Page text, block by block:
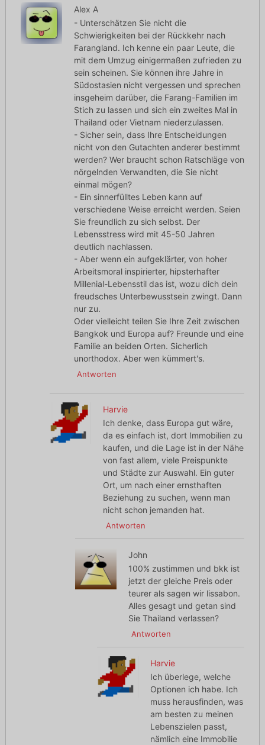
Alex A
- Unterschätzen Sie nicht die
Schwierigkeiten bei der Rückkehr nach
Farangland. Ich kenne ein paar Leute, die
mit dem Umzug einigermaßen zufrieden zu
sein scheinen. Sie können ihre Jahre in
Südostasien nicht vergessen und sprechen
insgeheim darüber, die Farang-Familien im
Stich zu lassen und sich ein zweites Mal in
Thailand oder Vietnam niederzulassen.
- Sicher sein, dass Ihre Entscheidungen
nicht von den Gutachten anderer bestimmt
werden? Wer braucht schon Ratschläge von
nörgelnden Verwandten, die Sie nicht
einmal mögen?
- Ein sinnerfülltes Leben kann auf
verschiedene Weise erreicht werden. Seien
Sie freundlich zu sich selbst. Der
Lebensstress wird mit 45-50 Jahren
deutlich nachlassen.
- Aber wenn ein aufgeklärter, von hoher
Arbeitsmoral inspirierter, hipsterhafter
Millenial-Lebensstil das ist, wozu dich dein
freudsches Unterbewusstsein zwingt. Dann
nur zu.
Oder vielleicht teilen Sie Ihre Zeit zwischen
Bangkok und Europa auf? Freunde und eine
Familie an beiden Orten. Sicherlich
unorthodox. Aber wen kümmert's.
Antworten
Harvie
Ich denke, dass Europa gut wäre,
da es einfach ist, dort Immobilien zu
kaufen, und die Lage ist in der Nähe
von fast allem, viele Preispunkte
und Städte zur Auswahl. Ein guter
Ort, um nach einer ernsthaften
Beziehung zu suchen, wenn man
nicht schon jemanden hat.
Antworten
John
100% zustimmen und bkk ist
jetzt der gleiche Preis oder
teurer als sagen wir lissabon.
Alles gesagt und getan sind
Sie Thailand verlassen?
Antworten
Harvie
Ich überlege, welche
Optionen ich habe. Ich
muss herausfinden, was
am besten zu meinen
Lebenszielen passt,
nämlich eine Immobilie